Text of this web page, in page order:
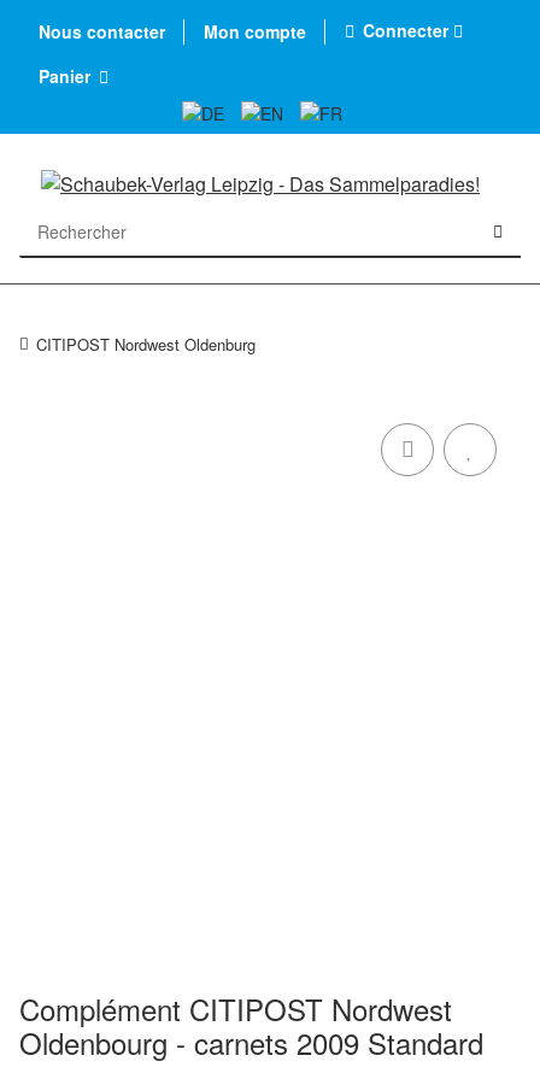
Nous contacter Mon compte
Connecter
Panier
CITIPOST Nordwest Oldenburg
Complément CITIPOST Nordwest
Oldenbourg - carnets 2009 Standard